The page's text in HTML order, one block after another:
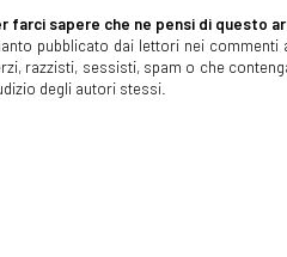
farci sapere che ne pensi di questo
pubblicato dai lettori nei
razzisti, sessisti, spam o che
degli autori stessi.